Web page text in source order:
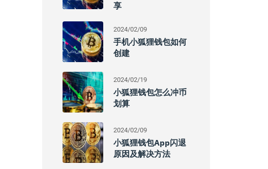
享
2024/02/09
手机小狐狸钱包如何
创建
2024/02/19
小狐狸钱包怎么冲币
划算
2024/02/09
小狐狸钱包App闪退
原因及解决方法